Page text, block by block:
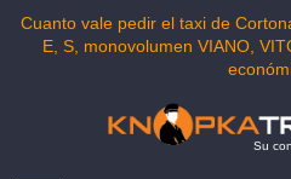
Cuanto vale pedir el taxi de
E, S, monovolumen VIANO,
Su